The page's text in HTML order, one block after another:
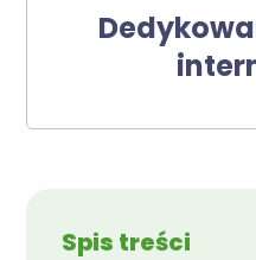
Spis treści